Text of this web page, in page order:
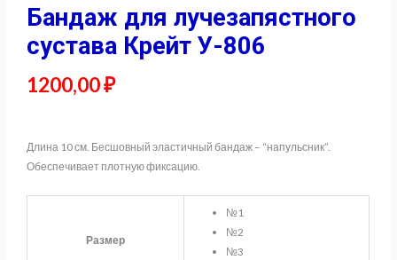
Бандаж для лучезапястного
сустава Крейт У-806
1200,00₽
Длина 10 см. Бесшовный эластичный бандаж – “напульсник”.
Обеспечивает плотную фиксацию.
Размер
№1
№2
№3